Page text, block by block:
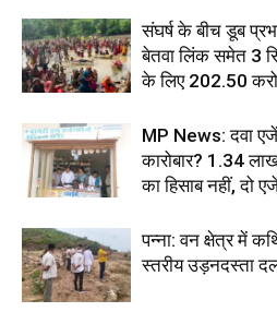
संघर्ष के बीच डूब
बेतवा लिंक समेत 3
के लिए 202.50
MP News: दवा
कारोबार? 1.34
का हिसाब नहीं, दो
पन्ना: वन क्षेत्र में
स्तरीय उड़नदस्ता दल